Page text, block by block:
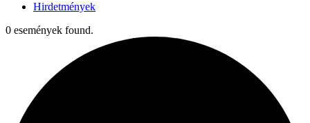
Hirdetmények
0 események found.